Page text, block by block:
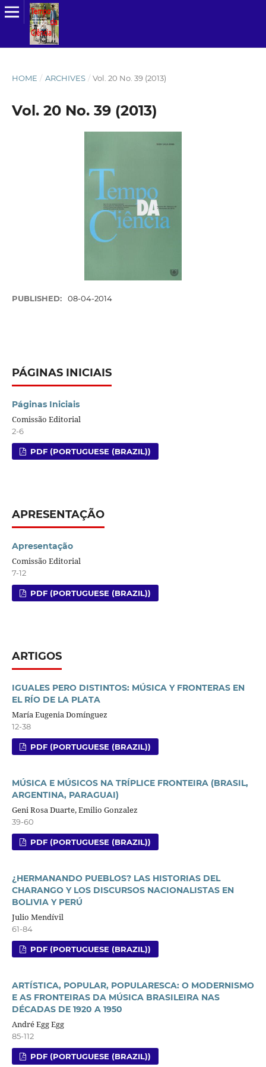
HOME / ARCHIVES / Vol. 20 No. 39 (2013)
Vol. 20 No. 39 (2013)
PUBLISHED: 08-04-2014
PÁGINAS INICIAIS
Páginas Iniciais
Comissão Editorial
2-6
PDF (PORTUGUESE (BRAZIL))
APRESENTAÇÃO
Apresentação
Comissão Editorial
7-12
PDF (PORTUGUESE (BRAZIL))
ARTIGOS
IGUALES PERO DISTINTOS: MÚSICA Y FRONTERAS EN
EL RÍO DE LA PLATA
María Eugenia Domínguez
12-38
PDF (PORTUGUESE (BRAZIL))
MÚSICA E MÚSICOS NA TRÍPLICE FRONTEIRA (BRASIL,
ARGENTINA, PARAGUAI)
Geni Rosa Duarte, Emilio Gonzalez
39-60
PDF (PORTUGUESE (BRAZIL))
¿HERMANANDO PUEBLOS? LAS HISTORIAS DEL
CHARANGO Y LOS DISCURSOS NACIONALISTAS EN
BOLIVIA Y PERÚ
Julio Mendívil
61-84
PDF (PORTUGUESE (BRAZIL))
ARTÍSTICA, POPULAR, POPULARESCA: O MODERNISMO
E AS FRONTEIRAS DA MÚSICA BRASILEIRA NAS
DÉCADAS DE 1920 A 1950
André Egg Egg
85-112
PDF (PORTUGUESE (BRAZIL))